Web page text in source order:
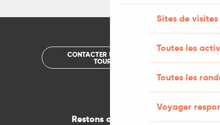
Sites de visites
Toutes les
Toutes les
Voyager
CONTACTER UN OFFICE DE
TOURISME
Restons connectés